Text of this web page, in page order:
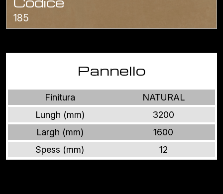
185
Pannello
Finitura
NATURAL
Lungh (mm)
3200
Largh (mm)
1600
Spess (mm)
12